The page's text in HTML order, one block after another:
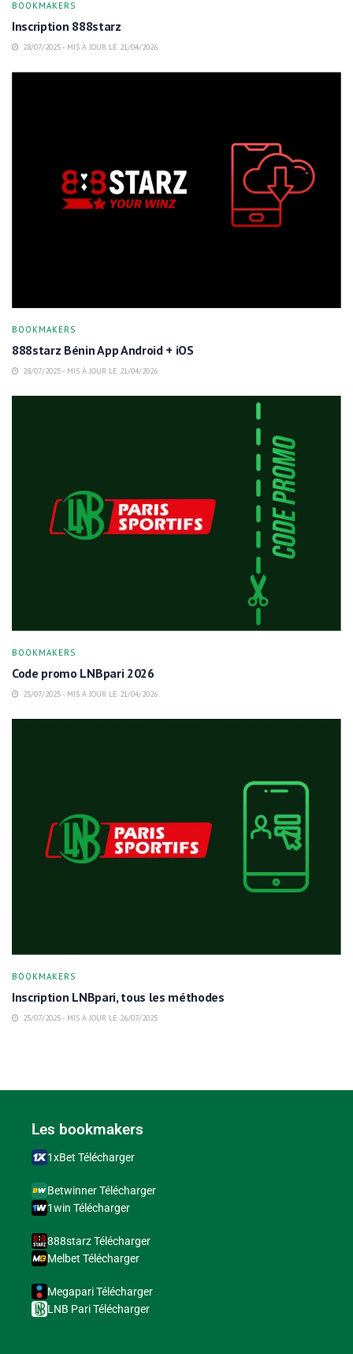
BOOKMAKERS
Inscription 888starz
28/07/2025 - MIS À JOUR LE 21/04/2026
BOOKMAKERS
888starz Bénin App Android + iOS
28/07/2025 - MIS À JOUR LE 21/04/2026
BOOKMAKERS
Code promo LNBpari 2026
25/07/2025 - MIS À JOUR LE 21/04/2026
BOOKMAKERS
Inscription LNBpari, tous les méthodes
25/07/2025 - MIS À JOUR LE 26/07/2025
Les bookmakers
1xBet Télécharger
Betwinner Télécharger
1win Télécharger
888starz Télécharger
Melbet Télécharger
Megapari Télécharger
LNB Pari Télécharger